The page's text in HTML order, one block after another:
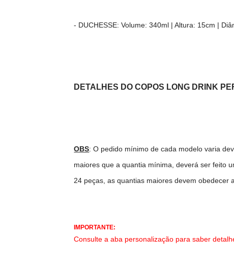
- DUCHESSE: Volume: 340ml | Altura: 15cm |
DETALHES DOCOPOS LONG DRINK
OBS: O pedido mínimo de cada modelo varia
maiores que a quantia mínima, deverá ser feito
24 peças, as quantias maiores devem obedecer
IMPORTANTE:
Consulte a aba personalização para saber